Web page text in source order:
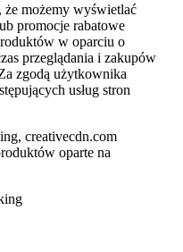
że możemy wyświetlać
promocje rabatowe
w oparciu o
przeglądania i zakupów
zgodą użytkownika
usług stron
creativecdn.com
oparte na